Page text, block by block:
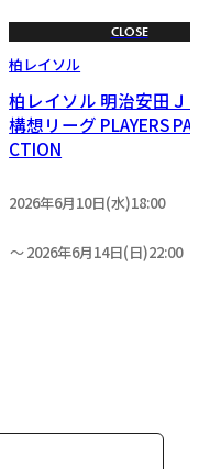
CLOSE
柏レイソル
柏レイソル 明治安田Ｊ
構想リーグ PLAYERS
CTION
2026年6月10日(水)18:00
2026年6月14日(日)22:00